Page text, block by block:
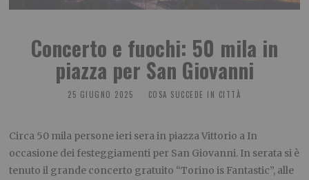
Concerto e fuochi: 50 mila in
piazza per San Giovanni
25 GIUGNO 2025 COSA SUCCEDE IN CITTÀ
Circa 50 mila persone ieri sera in piazza Vittorio a In
occasione dei festeggiamenti per San Giovanni. In serata si è
tenuto il grande concerto gratuito “Torino is Fantastic”, alle